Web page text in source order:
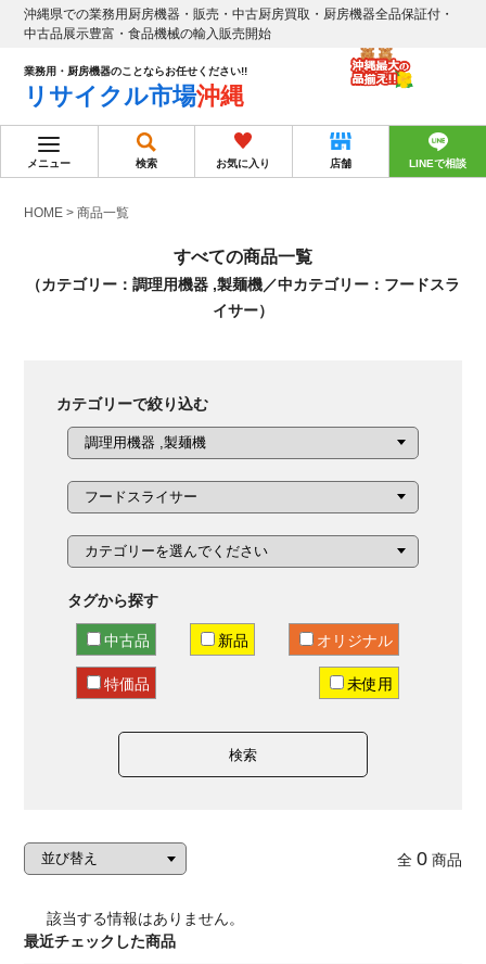
沖縄県での業務用厨房機器・販売・中古厨房買取・厨房機器全品保証付・
中古品展示豊富・食品機械の輸入販売開始
業務用・厨房機器のことならお任せください!!
リサイクル市場沖縄
メニュー 検索 お気に入り 店舗 LINEで相談
HOME >商品一覧
すべての商品一覧
（カテゴリー：調理用機器 ,製麺機／中カテゴリー：フードスラ
イサー）
カテゴリーで絞り込む
タグから探す
中古品 新品 オリジナル
特価品 未使用
検索
全 0商品
該当する情報はありません。
最近チェックした商品